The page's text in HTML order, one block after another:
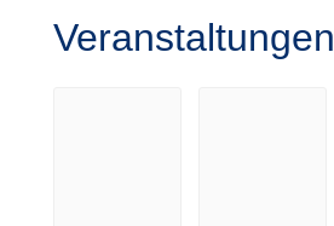
Veranstaltungen